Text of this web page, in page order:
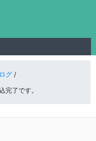
グ/
完了です。